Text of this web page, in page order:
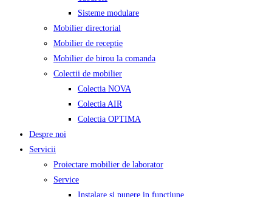
Sisteme modulare
Mobilier directorial
Mobilier de receptie
Mobilier de birou la comanda
Colectii de mobilier
Colectia NOVA
Colectia AIR
Colectia OPTIMA
Despre noi
Servicii
Proiectare mobilier de laborator
Service
Instalare si punere in functiune